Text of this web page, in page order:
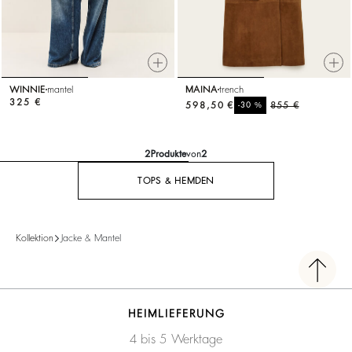
WINNIE mantel
325 €
MAINA trench
855 €
-30%
598,50 €
2 Produktevon2
TOPS & HEMDEN
Kollektion Jacke & Mantel
HEIMLIEFERUNG
4 bis 5 Werktage